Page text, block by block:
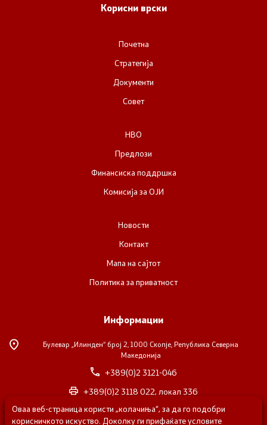
Корисни врски
Почетна
Стратегија
Документи
Совет
НВО
Предлози
Финансиска поддршка
Комисија за ОЈИ
Новости
Контакт
Мапа на сајтот
Политика за приватност
Информации
Булевар „Илинден“ број 2, 1000 Скопје, Република Северна
Македонија
+389(0)2 3121-046
+389(0)2 3118 022, локал 336
nvosorabotka@gs.gov.mk
Оваа веб-страница користи „колачиња“, за да го подобри
корисничкото искуство. Доколку ги прифаќате условите